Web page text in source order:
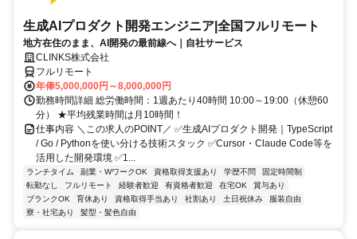
生成AIプロダクト開発エンジニア|全国フルリモート
地方在住のまま、AI開発の最前線へ｜自社サービス
CLINKS株式会社
フルリモート
年俸5,000,000円～8,000,000円
勤務時間詳細 総労働時間：1週あたり40時間 10:00～19:00（休憩60
分） ★平均残業時間は月10時間！
仕事内容 ＼この求人のPOINT／ ✅生成AIプロダクト開発｜TypeScript
/ Go / Pythonを使い分ける技術スタック ✅Cursor・Claude Code等を
活用した開発環境 ✅1...
ランチタイム 副業・WワークOK 資格取得支援あり 学歴不問
固定時間制
転勤なし
フルリモート 経験者歓迎 有資格者歓迎 在宅OK
賞与あり
ブランクOK
育休あり 資格取得手当あり 社割あり 土日祝休み
服装自由
寮・社宅あり
髪型・髪色自由